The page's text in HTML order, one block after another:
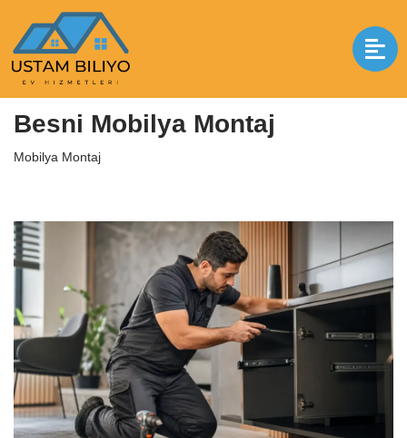
İçeriğe
geç
Anasayfa|Mobilya Montaj
Besni Mobilya Montaj
Mobilya Montaj